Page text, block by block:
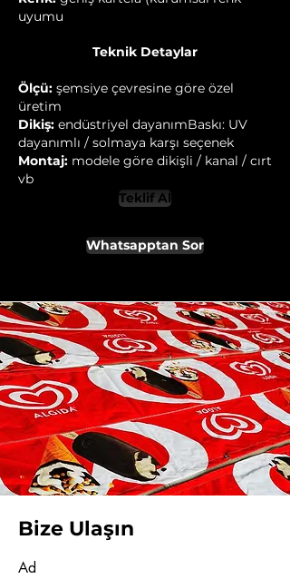
uyumu
Teknik Detaylar
Ölçü: şemsiye çevresine göre özel
üretim
Dikiş: endüstriyel dayanımBaskı: UV
dayanımlı / solmaya karşı seçenek
Montaj: modele göre dikişli / kanal / cırt
vb
Teklif Al
Whatsapptan Sor
Bize Ulaşın
Ad